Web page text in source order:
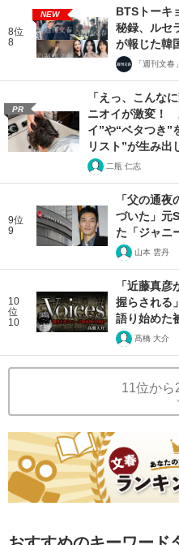
8位
8
NEW
BTSトーキ
秘録、ルセ
が報じた韓
「週刊文春
PR
「えっ、こんな
ニオイが激変！
イ”や“ベタつき”
リスト”が生み出
二瓶 仁志
9位
9
「父の通
づいた」元
た「ジャニ
山本 雲丹
10
位
10
「近藤真
握らされる
語り始めた
髙橋 大介
11位から